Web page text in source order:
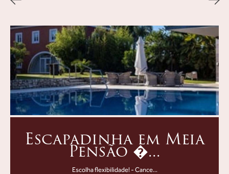
Escapadinha em Meia
Pensão �...
Escolha flexibilidade! - Cance...